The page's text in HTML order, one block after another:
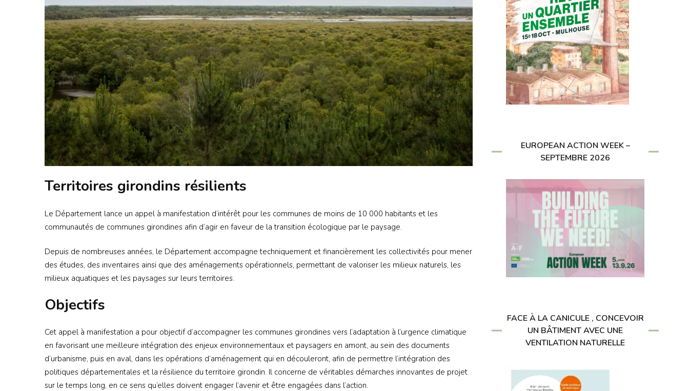
Territoires girondins résilients
Le Département lance un appel à manifestation d’intérêt pour les communes de moins de 10 000 habitants et les
communautés de communes girondines afin d’agir en faveur de la transition écologique par le paysage.
Depuis de nombreuses années, le Département accompagne techniquement et financièrement les collectivités pour mener
des études, des inventaires ainsi que des aménagements opérationnels, permettant de valoriser les milieux naturels, les
milieux aquatiques et les paysages sur leurs territoires.
Objectifs
Cet appel à manifestation a pour objectif d’accompagner les communes girondines vers l’adaptation à l’urgence climatique
en favorisant une meilleure intégration des enjeux environnementaux et paysagers en amont, au sein des documents
d’urbanisme, puis en aval, dans les opérations d’aménagement qui en découleront, afin de permettre l’intégration des
politiques départementales et la résilience du territoire girondin. Il concerne de véritables démarches innovantes de projet
sur le temps long, en ce sens qu’elles doivent engager l’avenir et être engagées dans l’action.
EUROPEAN ACTION WEEK –
SEPTEMBRE 2026
FACE À LA CANICULE , CONCEVOIR
UN BÂTIMENT AVEC UNE
VENTILATION NATURELLE